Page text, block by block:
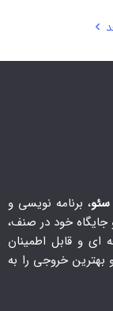
سئو، برنامه نویسی و
جایگاه خود در صنف،
و قابل اطمینان
بهترین خروجی را به